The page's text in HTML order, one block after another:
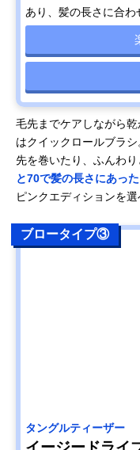
あり、髪の長さに合わ
毛先までケアしながら乾
はクイックロールブラ
先を巻いたり、ふんわり
と70で髪の長さにあっ
ピンクエディションを選
ブロータイプ③
タングルティーザー